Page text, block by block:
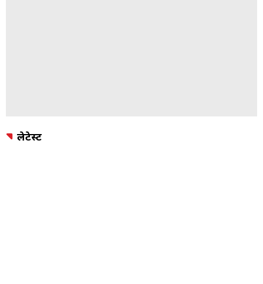
लेटेस्ट